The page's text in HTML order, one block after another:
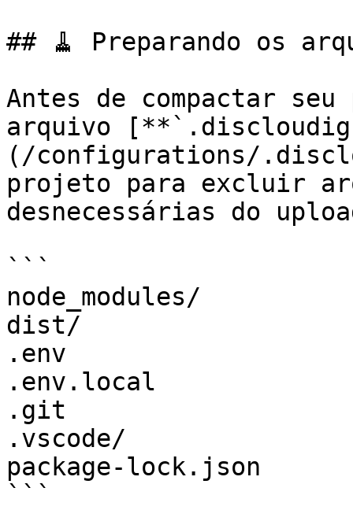
## 🧹 Preparando os
Antes de compactar
arquivo
(/configurations/
projeto para excluir
desnecessárias do
```
node_modules/
dist/
.env
.env.local
.git
.vscode/
package-lock.json
```